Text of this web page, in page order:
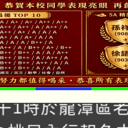
」8/29、30在
場!
1時於龍潭區